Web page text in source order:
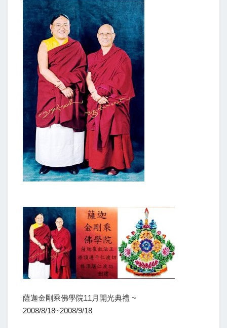
薩迦金剛乘佛學院11月開光典禮 ~
2008/8/18~2008/9/18